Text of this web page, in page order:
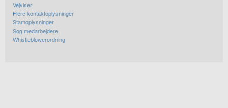
Vejviser
Flere kontaktoplysninger
Stamoplysninger
Søg medarbejdere
Whistleblowerordning